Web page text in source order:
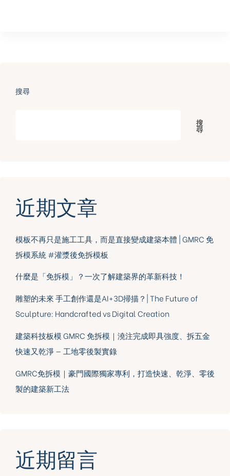
搜尋
搜
尋
近期文章
模板不再只是施工工具，而是直接變成建築本體 | GMRC 免
拆模系統 #灌漿後免拆模板
什麼是「免拆模」？一次了解建築界的革新科技！
雕塑的未來 手工創作還是AI+3D掃描？| The Future of
Sculpture: Handcrafted vs Digital Creation
建築科技板模 GMRC 免拆模｜澆注完成即具強度、拆五金
快速又乾淨 — 工地零後製實錄
GMRC免拆模｜豪門國際獨家專利，打造快速、乾淨、零後
製的建築新工法
近期留言